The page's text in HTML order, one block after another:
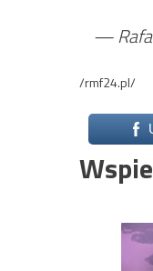
—
/rmf24.pl/